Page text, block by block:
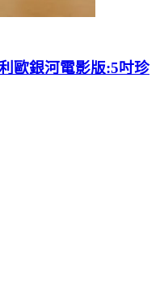
歐銀河電影版:5吋珍